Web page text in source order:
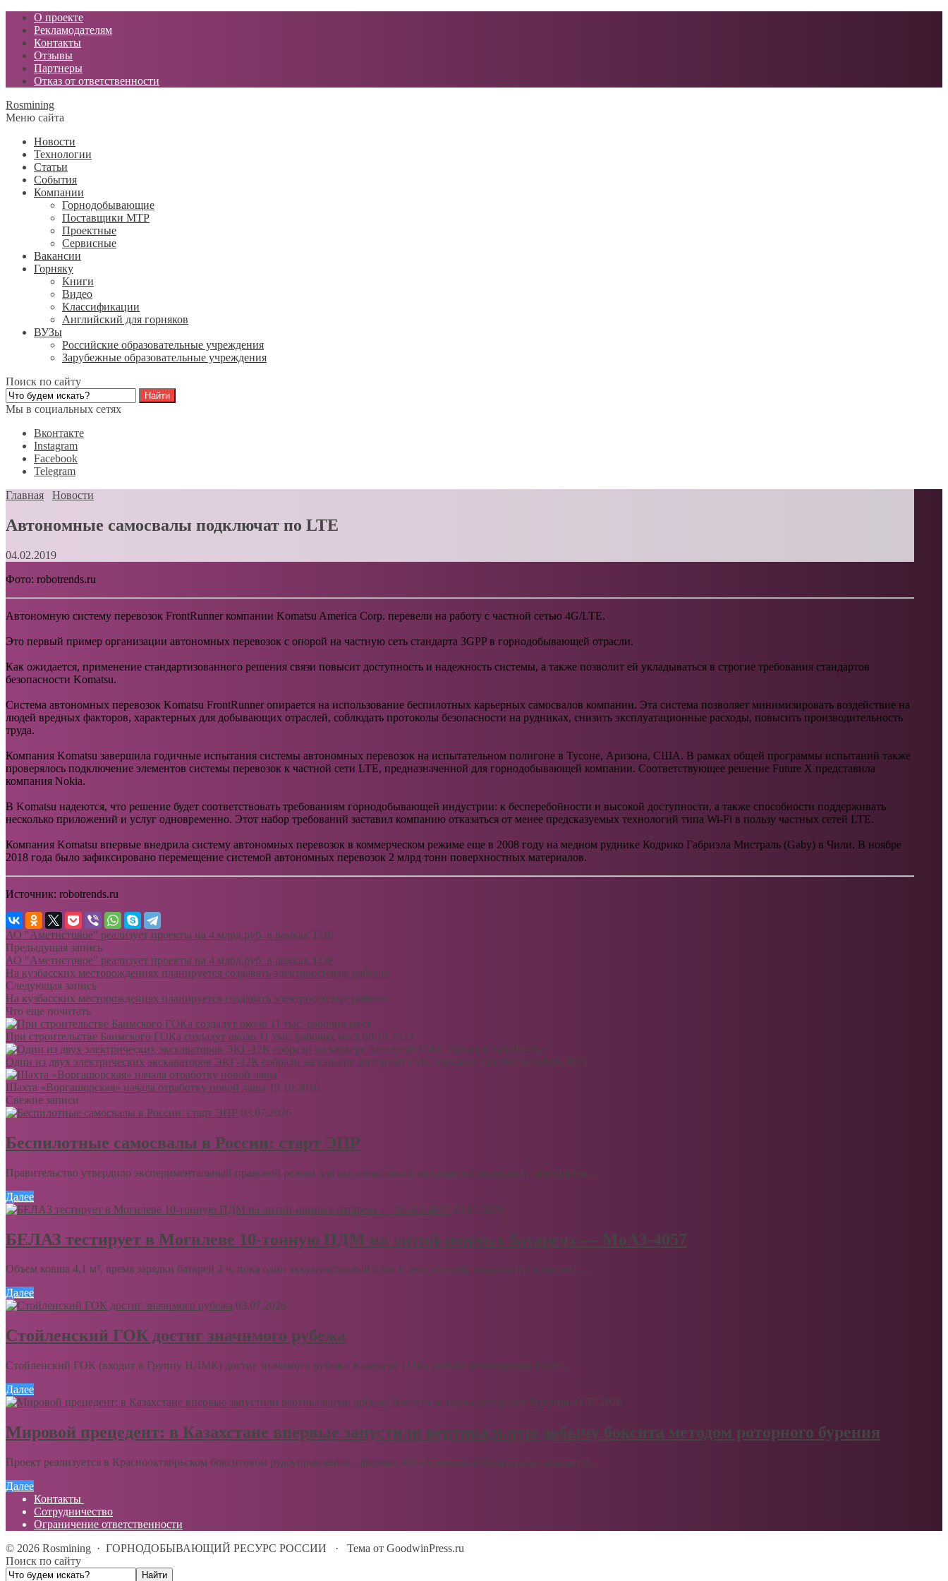
О проекте
Рекламодателям
Контакты
Отзывы
Партнеры
Отказ от ответственности
Rosmining
Меню сайта
Новости
Технологии
Статьи
События
Компании
Горнодобывающие
Поставщики МТР
Проектные
Сервисные
Вакансии
Горняку
Книги
Видео
Классификации
Английский для горняков
ВУЗы
Российские образовательные учреждения
Зарубежные образовательные учреждения
Поиск по сайту
Мы в социальных сетях
Вконтакте
Instagram
Facebook
Telegram
Главная
Новости
Автономные самосвалы подключат по LTE
04.02.2019
Фото: robotrends.ru
Автономную систему перевозок FrontRunner компании Komatsu America Corp. перевели на работу с частной сетью 4G/LTE.
Это первый пример организации автономных перевозок с опорой на частную сеть стандарта 3GPP в горнодобывающей отрасли.
Как ожидается, применение стандартизованного решения связи повысит доступность и надежность системы, а также позволит ей укладываться в строгие требования стандартов
безопасности Komatsu.
Система автономных перевозок Komatsu FrontRunner опирается на использование беспилотных карьерных самосвалов компании. Эта система позволяет минимизировать воздействие на
людей вредных факторов, характерных для добывающих отраслей, соблюдать протоколы безопасности на рудниках, снизить эксплуатационные расходы, повысить производительность
труда.
Компания Komatsu завершила годичные испытания системы автономных перевозок на испытательном полигоне в Тусоне, Аризона, США. В рамках общей программы испытаний также
проверялось подключение элементов системы перевозок к частной сети LTE, предназначенной для горнодобывающей компании. Соответствующее решение Future X представила
компания Nokia.
В Komatsu надеются, что решение будет соответствовать требованиям горнодобывающей индустрии: к бесперебойности и высокой доступности, а также способности поддерживать
несколько приложений и услуг одновременно. Этот набор требований заставил компанию отказаться от менее предсказуемых технологий типа Wi-Fi в пользу частных сетей LTE.
Компания Komatsu впервые внедрила систему автономных перевозок в коммерческом режиме еще в 2008 году на медном руднике Кодрико Габриэла Мистраль (Gaby) в Чили. В ноябре
2018 года было зафиксировано перемещение системой автономных перевозок 2 млрд тонн поверхностных материалов.
Источник: robotrends.ru
АО "Аметистовое" реализует проекты на 4 млрд.руб. в рамках ТОР
Предыдущая запись
АО "Аметистовое" реализует проекты на 4 млрд.руб. в рамках ТОР
На кузбасских месторождениях планируется создавать электросетевые районы
Следующая запись
На кузбасских месторождениях планируется создавать электросетевые районы
Что еще почитать
При строительстве Баимского ГОКа создадут около 11 тыс. рабочих мест 08.10.2023
Один из двух электрических экскаваторов ЭКГ-12К собрали на карьере Западный ГМК Удокан в Забайкалье 04.06.2023
Шахта «Воргашорская» начала отработку новой лавы 19.10.2016
Свежие записи
03.07.2026
Беспилотные самосвалы в России: старт ЭПР
Правительство утвердило экспериментальный правовой режим для высокоавтоматизированных карьерных самосвалов....
Далее
03.07.2026
БЕЛАЗ тестирует в Могилеве 10-тонную ПДМ на литий-ионных батареях — МоАЗ-4057
Объем ковша 4,1 м³, время зарядки батарей 2 ч, пока один аккумуляторный блок в деле, второй, входящий в комплект,...
Далее
03.07.2026
Стойленский ГОК достиг значимого рубежа
Стойленский ГОК (входит в Группу НЛМК) достиг значимого рубежа: в карьере ГОКа добыта миллиардная тонна...
Далее
03.07.2026
Мировой прецедент: в Казахстане впервые запустили вертикальную добычу боксита методом роторного бурения
Проект реализуется в Краснооктябрьском бокситовом рудоуправлении – филиал АО «Алюминий Казахстана» (входит в...
Далее
Контакты
Сотрудничество
Ограничение ответственности
© 2026 Rosmining · ГОРНОДОБЫВАЮЩИЙ РЕСУРС РОССИИ · Тема от GoodwinPress.ru
Поиск по сайту